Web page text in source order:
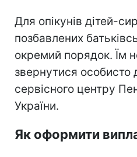
Для опікунів дітей-
позбавлених
окремий порядок. Їм
звернутися особисто
сервісного центру
України.
Як оформити